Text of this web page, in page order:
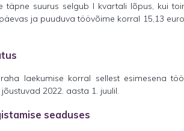
täpne suurus selgub I kvartali lõpus, kui
ja puuduva töövõime korral 15,13
laekumise korral sellest esimesena
2022. aasta 1. juulil.
seaduses